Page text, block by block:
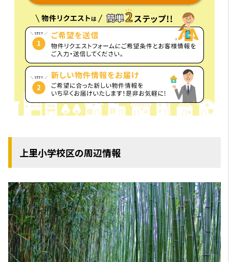
上里小学校区の周辺情報